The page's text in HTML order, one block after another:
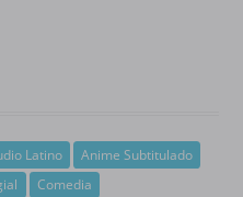
Latino
Anime Subtitulado
Comedia